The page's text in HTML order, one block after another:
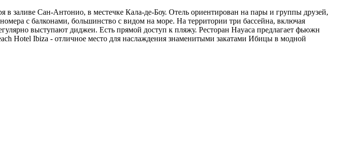
заливе Сан-Антонио, в местечке Кала-де-Боу. Отель ориентирован на пары и группы друзей,
с балконами, большинство с видом на море. На территории три бассейна, включая
выступают диджеи. Есть прямой доступ к пляжу. Ресторан Hayaca предлагает фьюжн
Hotel Ibiza - отличное место для наслаждения знаменитыми закатами Ибицы в модной